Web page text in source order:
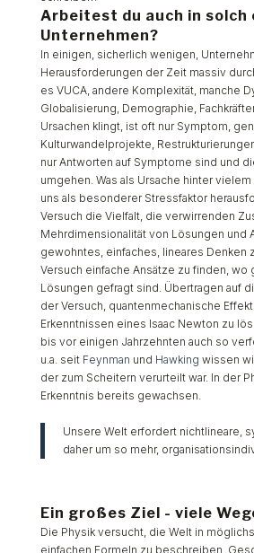
Arbeitest du auch in solch
Unternehmen?
In einigen, sicherlich wenigen,
Herausforderungen der Zeit massiv
es VUCA, andere Komplexität, manche
Globalisierung, Demographie,
Ursachen klingt, ist oft nur Symptom,
Kulturwandelprojekte,
nur Antworten auf Symptome sind und
umgehen. Was als Ursache hinter
uns als besonderer Stressfaktor
Versuch die Vielfalt, die verwirrenden
Mehrdimensionalität von Lösungen und
gewohntes, einfaches, lineares Denken
Versuch einfache Ansätze zu finden, wo
Lösungen gefragt sind. Übertragen auf
der Versuch, quantenmechanische
Erkenntnissen eines Isaac Newton zu
bis vor einigen Jahrzehnten auch so
u.a. seit Feynman und Hawking wissen
der zum Scheitern verurteilt war. In der
Erkenntnis bereits gewachsen.
Unsere Welt erfordert nichtlineare,
daher um so mehr,
Ein großes Ziel - viele
Die Physik versucht, die Welt in
einfachen Formeln zu beschreiben.